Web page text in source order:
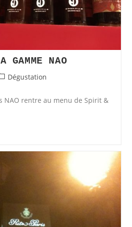
GAMME NAO
Dégustation
NAO rentre au menu de Spirit &